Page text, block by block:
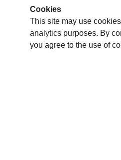
Cookies
This site may use
analytics purposes. By
you agree to the use of